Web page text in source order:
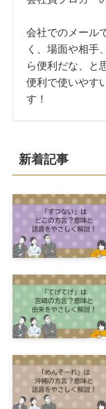
会社でのメール
く、場面や相手
ら便利だな、と
便利で使いやす
す！
新着記事